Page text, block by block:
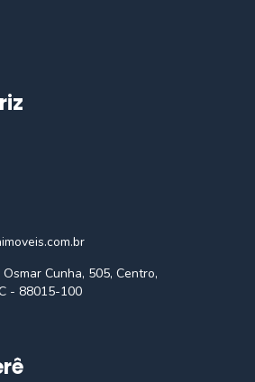
Cunha, 505, Centro,
- 88015-100